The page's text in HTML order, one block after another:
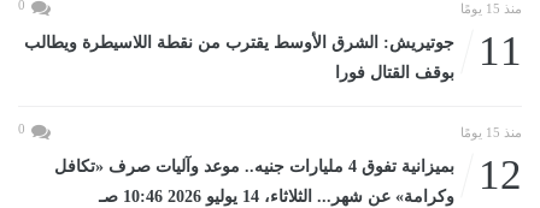
منذ 15 يومًا 0
11
جوتيريش: الشرق الأوسط يقترب من نقطة اللاسيطرة ويطالب
بوقف القتال فورا
منذ 15 يومًا 0
12
بميزانية تفوق 4 مليارات جنيه.. موعد وآليات صرف «تكافل
وكرامة» عن شهر... الثلاثاء، 14 يوليو 2026 10:46 صـ